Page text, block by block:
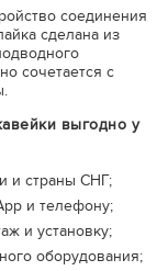
соединения
сделана из
сочетается с
выгодно у
и страны СНГ;
и телефону;
и установку;
оборудования;